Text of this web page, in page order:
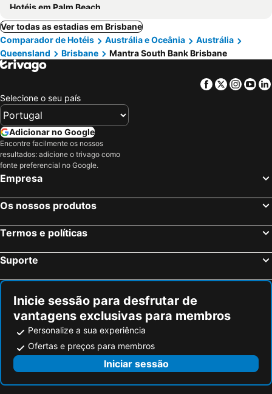
Hotéis em Palm Beach
Ver todas as estadias em Brisbane
Comparador de Hotéis
Austrália e Oceânia
Austrália
Queensland
Brisbane Mantra South Bank Brisbane
Facebook
Twitter
Selecione o seu país
Adicionar no Google
Encontre facilmente os nossos
resultados: adicione o trivago como
fonte preferencial no Google.
Empresa
Os nossos produtos
Termos e políticas
Suporte
Inicie sessão para desfrutar de
vantagens exclusivas para membros
Personalize a sua experiência
Ofertas e preços para membros
Iniciar sessão